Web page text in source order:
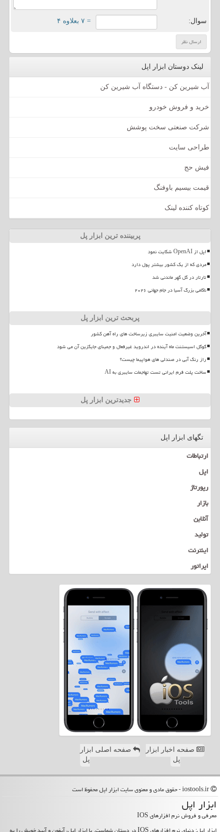
سوال: = ۷ بعلاوه ۴
لینک دوستان ابزار اپل
آب شیرین کن - دستگاه آب شیرین کن
خرید و فروش خودرو
شرکت صنعتی سخت پوشش
طراحی سایت
فیش حج
قیمت بیسیم باوفنگ
کوتاه کننده لینک
پربیننده ترین ابزار پل
اپل از OpenAI شکایت نمود
مردی که از یک کشور بیشتر پول دارد
تارتار در گل گهر ماندنی شد
ناکامی بزرگ آسیا در جام جهانی ۲۰۲۶
پربحث ترین ابزار پل
آخرین وضعیت امنیت سایبری زیرساخت های راه آهن کشور
گوگل اسیستنت ماه آینده در اندروید غیرفعال و جمینای جایگزین آن می شود
راز رنگ آبی در صندلی های هواپیما چیست؟
ساخت پلت فرم ایرانی تست تهاجمات سایبری به AI
جدیدترین ابزار پل
تگهای ابزار اپل
ارتباطات
اپل
رپورتاژ
بازار
آنلاین
تولید
اینترنت
اپراتور
صفحه اخبار ابزار
پل
صفحه اصلی ابزار
پل
ابزار اپل
معرفی و فروش نرم افزارهای IOS